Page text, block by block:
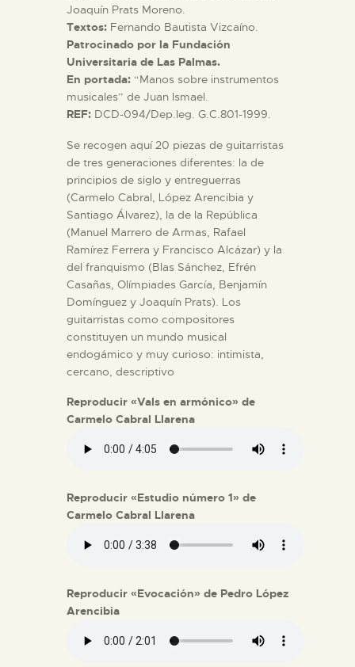
Joaquín Prats Moreno.
Textos: Fernando Bautista Vizcaíno.
Patrocinado por la Fundación
Universitaria de Las Palmas.
En portada: “Manos sobre instrumentos
musicales” de Juan Ismael.
REF: DCD-094/Dep.leg. G.C.801-1999.
Se recogen aquí 20 piezas de guitarristas
de tres generaciones diferentes: la de
principios de siglo y entreguerras
(Carmelo Cabral, López Arencibia y
Santiago Álvarez), la de la República
(Manuel Marrero de Armas, Rafael
Ramírez Ferrera y Francisco Alcázar) y la
del franquismo (Blas Sánchez, Efrén
Casañas, Olímpiades García, Benjamín
Domínguez y Joaquín Prats). Los
guitarristas como compositores
constituyen un mundo musical
endogámico y muy curioso: intimista,
cercano, descriptivo
Reproducir «Vals en armónico» de
Carmelo Cabral Llarena
Reproducir «Estudio número 1» de
Carmelo Cabral Llarena
Reproducir «Evocación» de Pedro López
Arencibia